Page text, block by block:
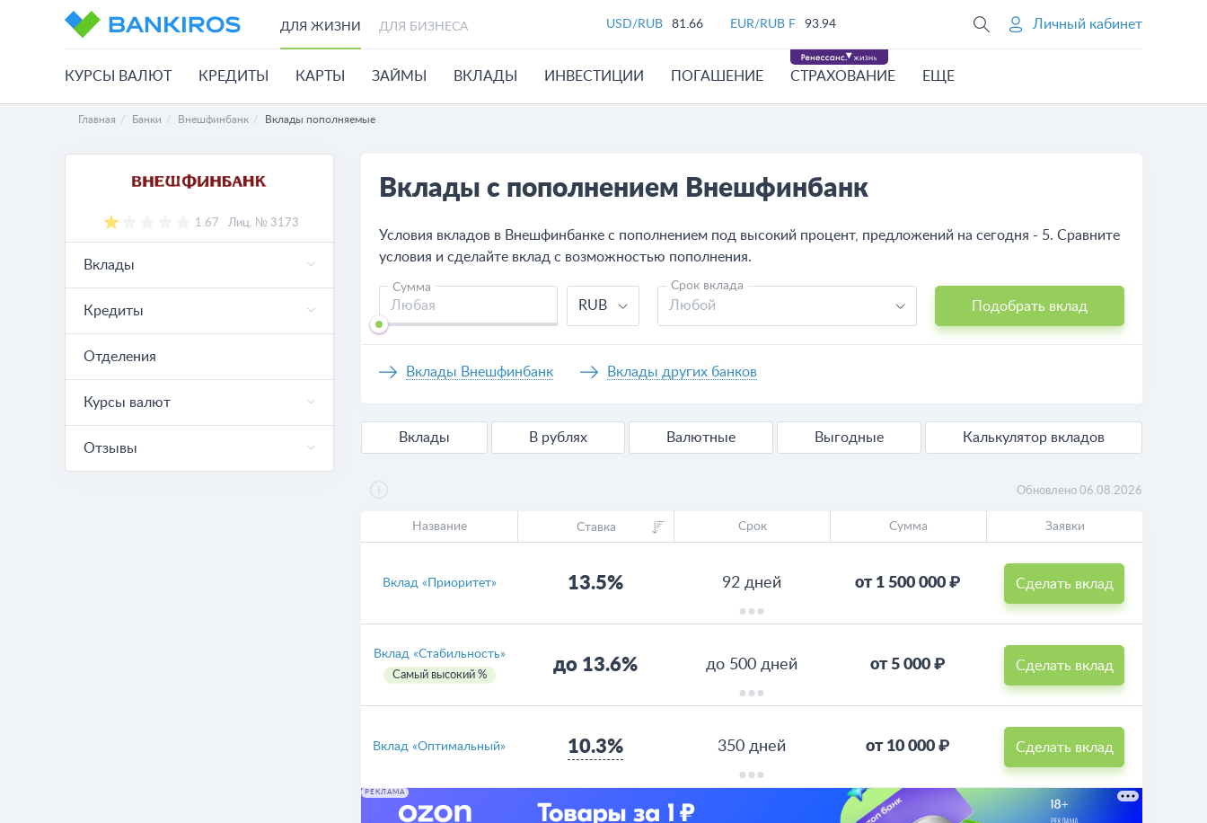
ДЛЯ ЖИЗНИ ДЛЯ БИЗНЕСА USD/RUB 81.66 EUR/RUB F 93.94 Личный кабинет
КУРСЫ ВАЛЮТ КРЕДИТЫ КАРТЫ ЗАЙМЫ ВКЛАДЫ ИНВЕСТИЦИИ ПОГАШЕНИЕ СТРАХОВАНИЕ ЕЩЕ
Главная Банки Внешфинбанк Вклады пополняемые
1.67 Лиц. № 3173
Вклады
Кредиты
Отделения
Курсы валют
Отзывы
Вклады с пополнением Внешфинбанк
Условия вкладов в Внешфинбанке с пополнением под высокий процент, предложений на сегодня - 5. Сравните
условия и сделайте вклад с возможностью пополнения.
Сумма
RUB
Срок вклада
Любой Подобрать вклад
Вклады Внешфинбанк Вклады других банков
Вклады В рублях Валютные Выгодные Калькулятор вкладов
Обновлено 06.08.2026
Название Ставка Срок Сумма Заявки
Вклад «Приоритет» 13.5% 92 дней от 1 500 000 ₽ Сделать вклад
Вклад «Стабильность»
Самый высокий %
до 13.6% до 500 дней от 5 000 ₽ Сделать вклад
Вклад «Оптимальный» 10.3% 350 дней от 10 000 ₽ Сделать вклад
РЕКЛАМА